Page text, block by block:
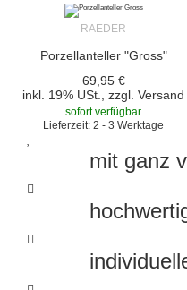
RAEDER
Porzellanteller "Gross"
69,95 €
inkl. 19% USt., zzgl.Versand
sofort verfügbar
Lieferzeit: 2 - 3 Werktage
mit ganz